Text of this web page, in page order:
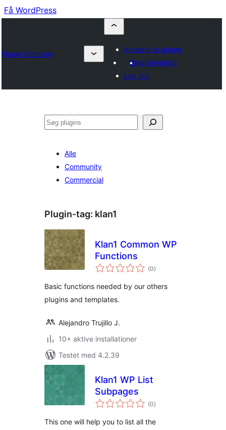
Få WordPress
Plugin Directory
Indsend et plugin
Mine favoritter
Log ind
Søg
Alle
Community
Commercial
Plugin-tag: klan1
Klan1 Common WP
Functions
(0totale
bedømmelser
)
Basic functions needed by our others
plugins and templates.
Alejandro Trujillo J.
10+ aktive installationer
Testet med 4.2.39
Klan1 WP List
Subpages
(0totale
bedømmelser
)
This one will help you to list all the